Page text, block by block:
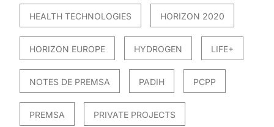
HEALTH TECHNOLOGIES HORIZON 2020
HORIZON EUROPE HYDROGEN LIFE+
NOTES DE PREMSA PADIH PCPP
PREMSA PRIVATE PROJECTS